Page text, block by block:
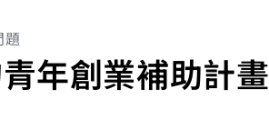
題
年創業補助計畫